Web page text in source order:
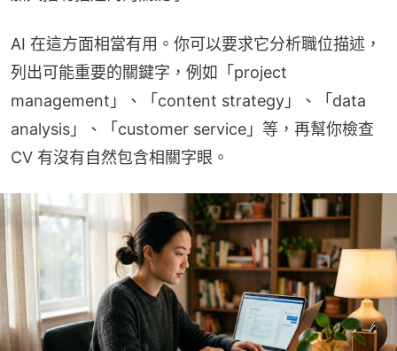
AI 在這方面相當有用。你可以要求它分析職位描述，
列出可能重要的關鍵字，例如「project
management」、「content strategy」、「data
analysis」、「customer service」等，再幫你檢查
CV 有沒有自然包含相關字眼。